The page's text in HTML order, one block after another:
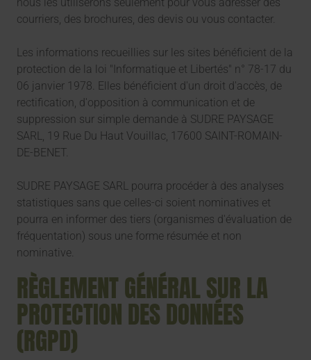
courriers, des brochures, des devis ou vous contacter.
Les informations recueillies sur les sites bénéficient de la
protection de la loi "Informatique et Libertés" n° 78-17 du
06 janvier 1978. Elles bénéficient d'un droit d'accès, de
rectification, d'opposition à communication et de
suppression sur simple demande à SUDRE PAYSAGE
SARL, 19 Rue Du Haut Vouillac, 17600 SAINT-ROMAIN-
DE-BENET.
SUDRE PAYSAGE SARL pourra procéder à des analyses
statistiques sans que celles-ci soient nominatives et
pourra en informer des tiers (organismes d'évaluation de
fréquentation) sous une forme résumée et non
nominative.
RÈGLEMENT GÉNÉRAL SUR LA
PROTECTION DES DONNÉES
(RGPD)